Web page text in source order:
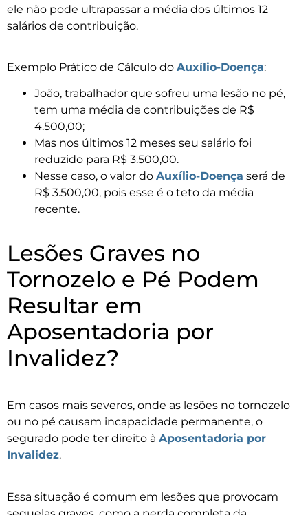
ele não pode ultrapassar a média dos últimos 12
salários de contribuição.
Exemplo Prático de Cálculo do Auxílio-Doença:
João, trabalhador que sofreu uma lesão no pé,
tem uma média de contribuições de R$
4.500,00;
Mas nos últimos 12 meses seu salário foi
reduzido para R$ 3.500,00.
Nesse caso, o valor do Auxílio-Doença será de
R$ 3.500,00, pois esse é o teto da média
recente.
Lesões Graves no
Tornozelo e Pé Podem
Resultar em
Aposentadoria por
Invalidez?
Em casos mais severos, onde as lesões no tornozelo
ou no pé causam incapacidade permanente, o
segurado pode ter direito à Aposentadoria por
Invalidez.
Essa situação é comum em lesões que provocam